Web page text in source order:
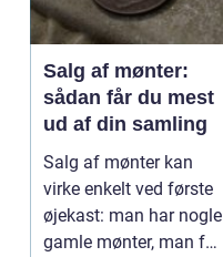
Salg af mønter:
sådan får du mest
ud af din samling
Salg af mønter kan
virke enkelt ved første
øjekast: man har nogle
gamle mønter, man får